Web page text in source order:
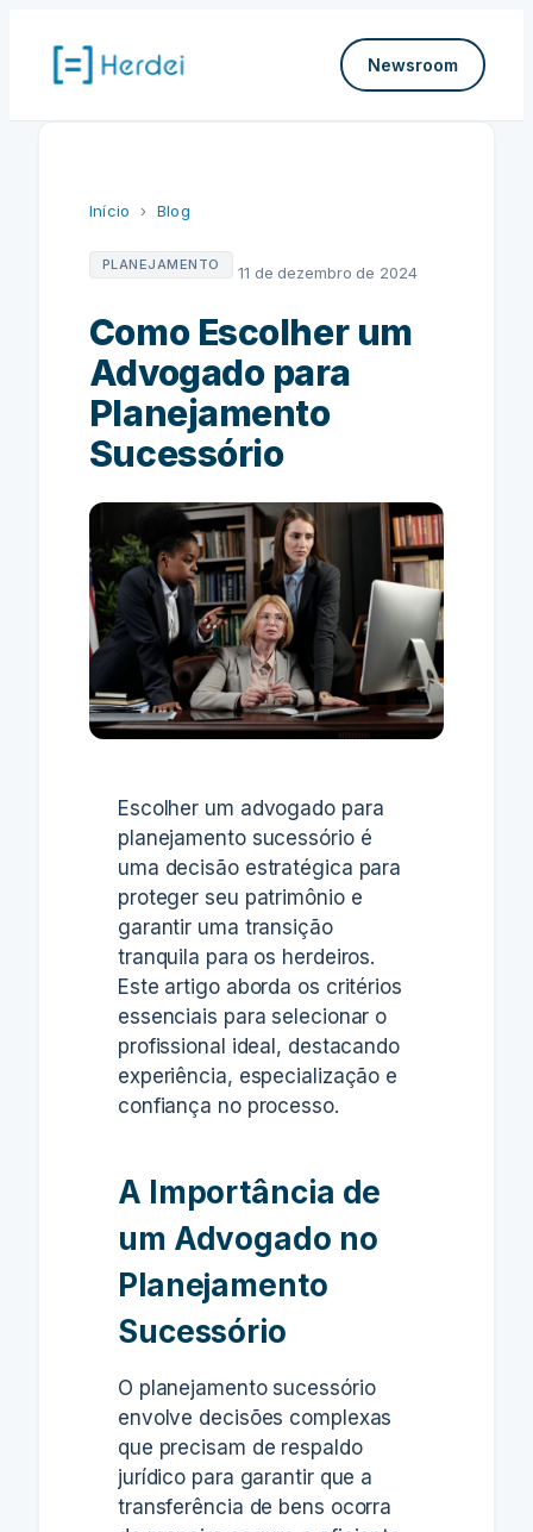
Newsroom
Início › Blog
PLANEJAMENTO 11 de dezembro de 2024
Como Escolher um
Advogado para
Planejamento
Sucessório
Escolher um advogado para
planejamento sucessório é
uma decisão estratégica para
proteger seu patrimônio e
garantir uma transição
tranquila para os herdeiros.
Este artigo aborda os critérios
essenciais para selecionar o
profissional ideal, destacando
experiência, especialização e
confiança no processo.
A Importância de
um Advogado no
Planejamento
Sucessório
O planejamento sucessório
envolve decisões complexas
que precisam de respaldo
jurídico para garantir que a
transferência de bens ocorra